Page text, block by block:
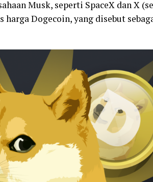
Musk, seperti SpaceX dan X
Dogecoin, yang disebut